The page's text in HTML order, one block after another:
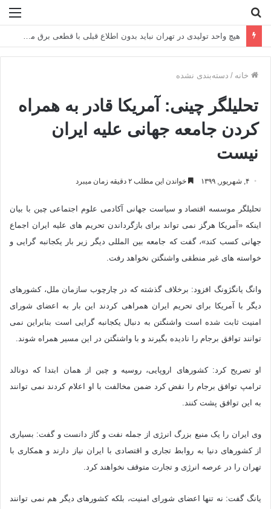
آغاز عملیات فروش و تحویل ورق گرم فولادمبارکه
خانه / دسته‌بندی نشده
تحلیلگر چینی: آمریکا قادر به همراه
کردن جامعه جهانی علیه ایران
نیست
۴, شهریور, ۱۳۹۹ خواندن این مطلب ۲ دقیقه زمان میبرد
تحلیلگر موسسه اقتصاد و سیاست جهانی آکادمی علوم اجتماعی چین با بیان
اینکه «آمریکا هرگز نمی تواند برای بازگرداندن تحریم های علیه ایران اجماع
جهانی کسب کند»، گفت که جامعه بین المللی دیگر زیر بار یکجانبه گرایی و
خواسته های غیر منطقی واشنگتن نخواهد رفت.
وانگ یانگژونگ افزود: برخلاف گذشته که در چارچوب سازمان ملل، کشورهای
دیگر با آمریکا برای تحریم ایران همراهی کردند این بار به اعضای شورای
امنیت ثابت شده است واشنگتن به دنبال یکجانبه گرایی است بنابراین نمی
توانند توافق برجام را نادیده بگیرند و با واشنگتن در این مسیر همراه شوند.
او تصریح کرد: کشورهای اروپایی، روسیه و چین از همان ابتدا که دونالد
ترامپ توافق برجام را نقض کرد ضمن مخالفت با او اعلام کردند نمی توانند
به این توافق پشت کنند.
وی ایران را یک منبع بزرگ انرژی از جمله نفت و گاز دانست و گفت: بسیاری
از کشورهای دنیا به روابط تجاری و اقتصادی با ایران نیاز دارند و همکاری با
تهران را در عرصه انرژی و تجارت متوقف نخواهند کرد.
یانگ گفت: نه تنها اعضای شورای امنیت، بلکه کشورهای دیگر هم نمی توانند